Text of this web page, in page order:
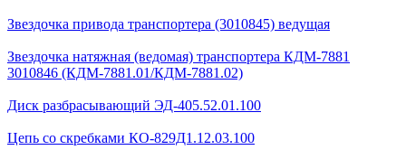
Звездочка привода транспортера (3010845) ведущая
Звездочка натяжная (ведомая) транспортера КДМ-7881
3010846 (КДМ-7881.01/КДМ-7881.02)
Диск разбрасывающий ЭД-405.52.01.100
Цепь со скребками КО-829Д1.12.03.100